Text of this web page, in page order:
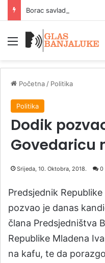
Borac savladao Velež
Meni
Početna / Politika
Politika
Dodik
Govedaricu
Srijeda, 10. Oktobra, 2018. 0
Predsjednik
pozvao je danas
člana Predsjedništva
Republike Mladena
na kafu, te da